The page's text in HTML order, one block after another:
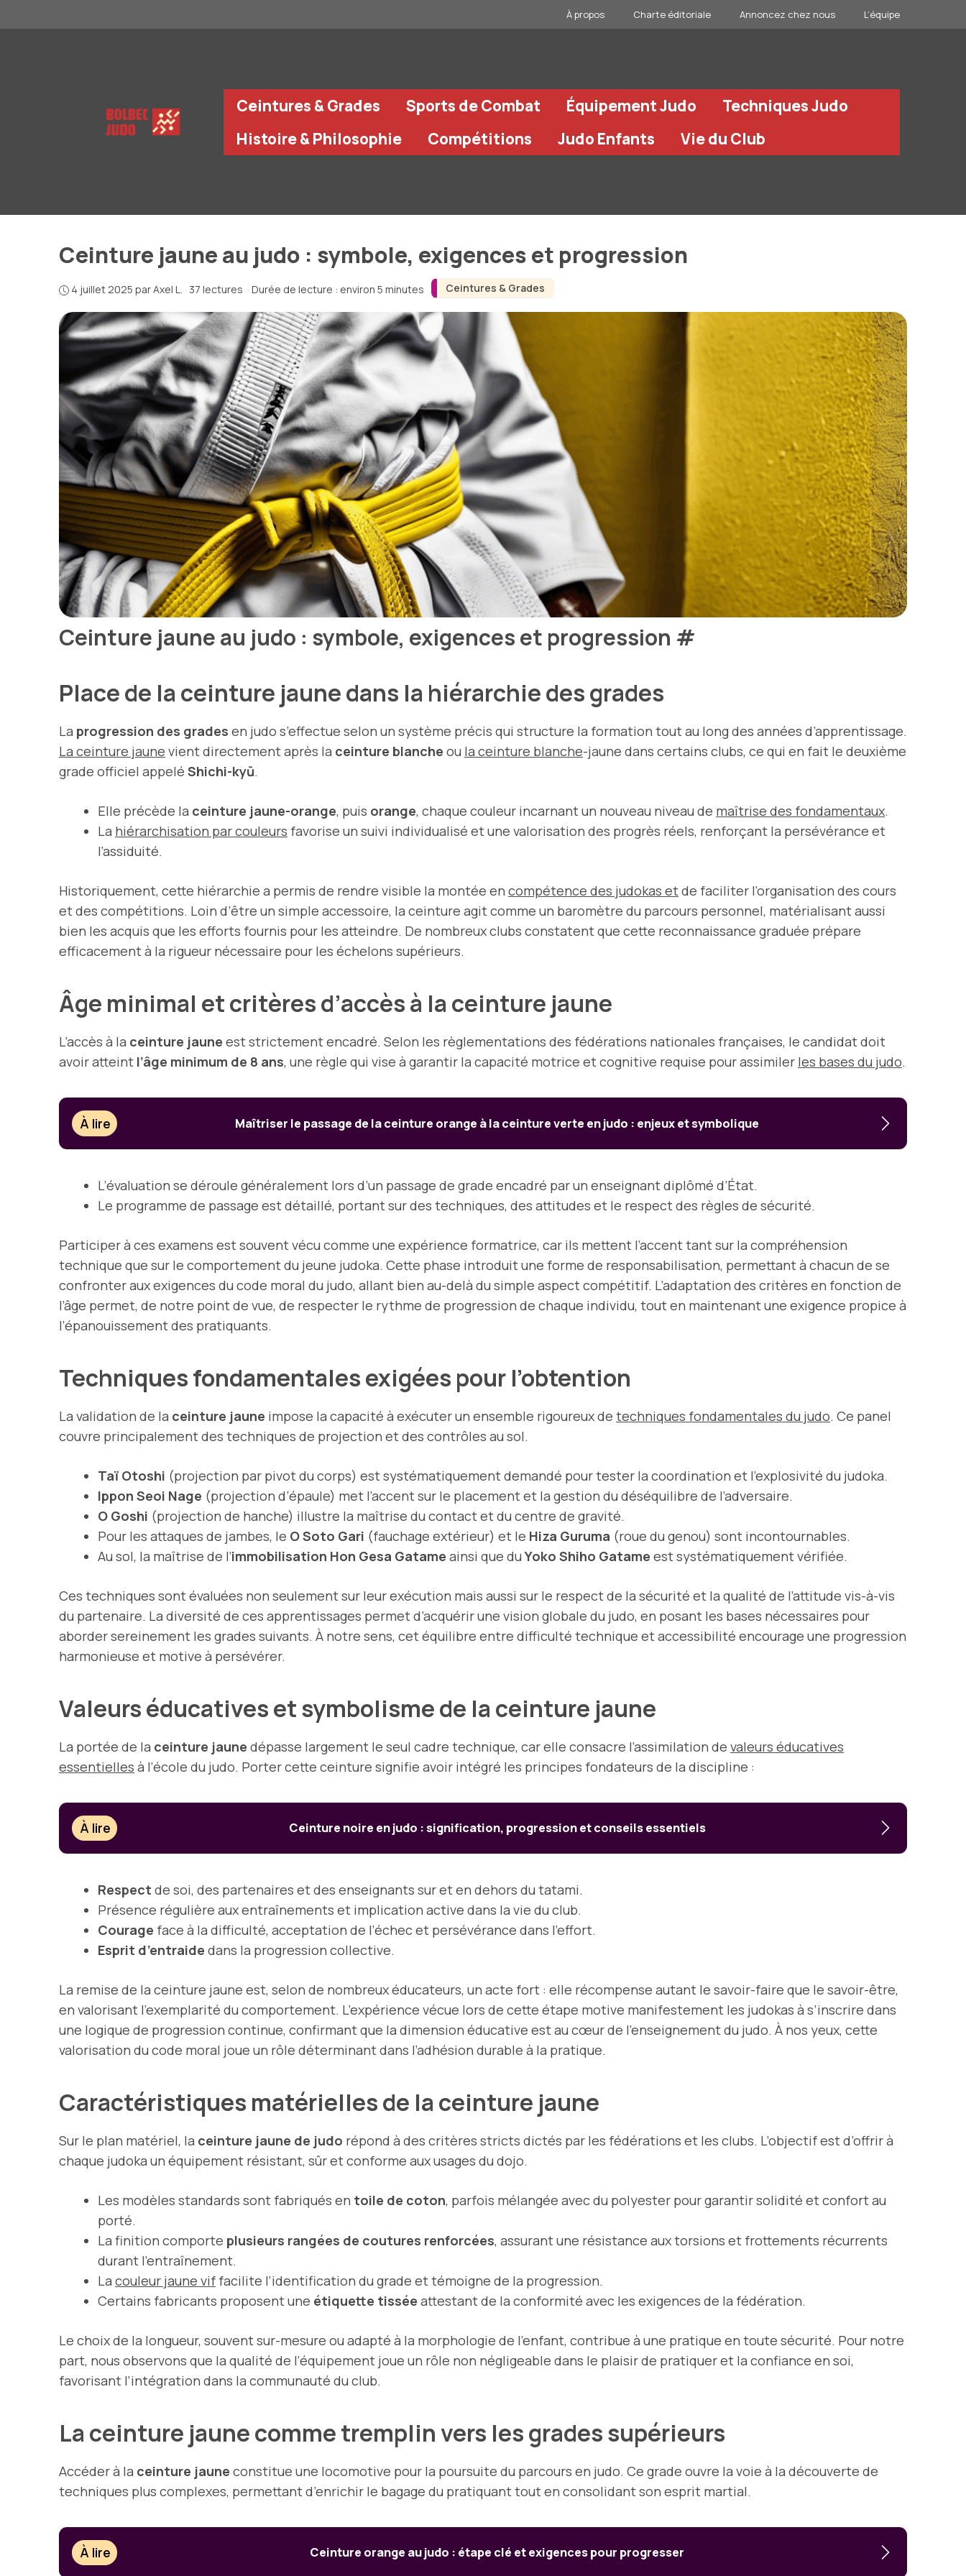
au
À propos Charte éditoriale Annoncez chez nous L’équipe
Ceintures & Grades Sports de Combat Équipement Judo
Techniques Judo
Histoire & Philosophie
Compétitions Judo Enfants Vie du Club
Ceintures & Grades
Ceinture jaune au judo : symbole, exigences et progression
4 juillet 2025 parAxel L. · 37 lectures · Durée de lecture : environ 5 minutes
Ceinture jaune au judo : symbole, exigences et progression #
Place de la ceinture jaune dans la hiérarchie des grades
La progression des grades en judo s’effectue selon un système précis qui structure la formation tout au long des années d’apprentissage.
La ceinture jaune vient directement après la ceinture blanche ou la ceinture blanche-jaune dans certains clubs, ce qui en fait le deuxième
grade officiel appelé Shichi-kyū.
Elle précède la ceinture jaune-orange, puis orange, chaque couleur incarnant un nouveau niveau de maîtrise des fondamentaux.
La hiérarchisation par couleurs favorise un suivi individualisé et une valorisation des progrès réels, renforçant la persévérance et
l’assiduité.
Historiquement, cette hiérarchie a permis de rendre visible la montée en compétence des judokas etde faciliter l’organisation des cours
et des compétitions. Loin d’être un simple accessoire, la ceinture agit comme un baromètre du parcours personnel, matérialisant aussi
bien les acquis que les efforts fournis pour les atteindre. De nombreux clubs constatent que cette reconnaissance graduée prépare
efficacement à la rigueur nécessaire pour les échelons supérieurs.
Âge minimal et critères d’accès à la ceinture jaune
L’accès à la ceinture jaune est strictement encadré. Selon les règlementations des fédérations nationales françaises, le candidat doit
avoir atteint l’âge minimum de 8 ans, une règle qui vise à garantir la capacité motrice et cognitive requise pour assimiler les bases du judo.
À lire Maîtriser le passage de la ceinture orange à la ceinture verte en judo : enjeux et symbolique
L’évaluation se déroule généralement lors d’un passage de grade encadré par un enseignant diplômé d’État.
Le programme de passage est détaillé, portant sur des techniques, des attitudes et le respect des règles de sécurité.
Participer à ces examens est souvent vécu comme une expérience formatrice, car ils mettent l’accent tant sur la compréhension
technique que sur le comportement du jeune judoka. Cette phase introduit une forme de responsabilisation, permettant à chacun de se
confronter aux exigences du code moral du judo, allant bien au-delà du simple aspect compétitif. L’adaptation des critères en fonction de
l’âge permet, de notre point de vue, de respecter le rythme de progression de chaque individu, tout en maintenant une exigence propice à
l’épanouissement des pratiquants.
Techniques fondamentales exigées pour l’obtention
La validation de la ceinture jaune impose la capacité à exécuter un ensemble rigoureux de techniques fondamentales du judo. Ce panel
couvre principalement des techniques de projection et des contrôles au sol.
Taï Otoshi (projection par pivot du corps) est systématiquement demandé pour tester la coordination et l’explosivité du judoka.
Ippon Seoi Nage (projection d’épaule) met l’accent sur le placement et la gestion du déséquilibre de l’adversaire.
O Goshi (projection de hanche) illustre la maîtrise du contact et du centre de gravité.
Pour les attaques de jambes, le O Soto Gari (fauchage extérieur) et le Hiza Guruma (roue du genou) sont incontournables.
Au sol, la maîtrise de l’immobilisation Hon Gesa Gatame ainsi que duYoko Shiho Gatame est systématiquement vérifiée.
Ces techniques sont évaluées non seulement sur leur exécution mais aussi sur le respect de la sécurité et la qualité de l’attitude vis-à-vis
du partenaire. La diversité de ces apprentissages permet d’acquérir une vision globale du judo, en posant les bases nécessaires pour
aborder sereinement les grades suivants. À notre sens, cet équilibre entre difficulté technique et accessibilité encourage une progression
harmonieuse et motive à persévérer.
Valeurs éducatives et symbolisme de la ceinture jaune
La portée de la ceinture jaune dépasse largement le seul cadre technique, car elle consacre l’assimilation de valeurs éducatives
essentielles à l’école du judo. Porter cette ceinture signifie avoir intégré les principes fondateurs de la discipline :
À lire Ceinture noire en judo : signification, progression et conseils essentiels
Respect de soi, des partenaires et des enseignants sur et en dehors du tatami.
Présence régulière aux entraînements et implication active dans la vie du club.
Courage face à la difficulté, acceptation de l’échec et persévérance dans l’effort.
Esprit d’entraide dans la progression collective.
La remise de la ceinture jaune est, selon de nombreux éducateurs, un acte fort : elle récompense autant le savoir-faire que le savoir-être,
en valorisant l’exemplarité du comportement. L’expérience vécue lors de cette étape motive manifestement les judokas à s’inscrire dans
une logique de progression continue, confirmant que la dimension éducative est au cœur de l’enseignement du judo. À nos yeux, cette
valorisation du code moral joue un rôle déterminant dans l’adhésion durable à la pratique.
Caractéristiques matérielles de la ceinture jaune
Sur le plan matériel, la ceinture jaune de judo répond à des critères stricts dictés par les fédérations et les clubs. L’objectif est d’offrir à
chaque judoka un équipement résistant, sûr et conforme aux usages du dojo.
Les modèles standards sont fabriqués en toile de coton, parfois mélangée avec du polyester pour garantir solidité et confort au
porté.
La finition comporte plusieurs rangées de coutures renforcées, assurant une résistance aux torsions et frottements récurrents
durant l’entraînement.
La couleur jaune vif facilite l’identification du grade et témoigne de la progression.
Certains fabricants proposent une étiquette tissée attestant de la conformité avec les exigences de la fédération.
Le choix de la longueur, souvent sur-mesure ou adapté à la morphologie de l’enfant, contribue à une pratique en toute sécurité. Pour notre
part, nous observons que la qualité de l’équipement joue un rôle non négligeable dans le plaisir de pratiquer et la confiance en soi,
favorisant l’intégration dans la communauté du club.
La ceinture jaune comme tremplin vers les grades supérieurs
Accéder à la ceinture jaune constitue une locomotive pour la poursuite du parcours en judo. Ce grade ouvre la voie à la découverte de
techniques plus complexes, permettant d’enrichir le bagage du pratiquant tout en consolidant son esprit martial.
À lire Ceinture orange au judo : étape clé et exigences pour progresser